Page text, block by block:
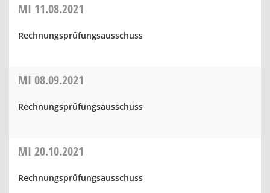
MI 11.08.2021
Rechnungsprüfungsausschuss
MI 08.09.2021
Rechnungsprüfungsausschuss
MI 20.10.2021
Rechnungsprüfungsausschuss